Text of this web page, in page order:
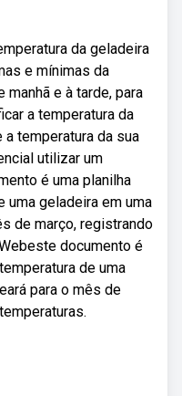
da geladeira
e mínimas da
e à tarde, para
a temperatura da
a temperatura da sua
utilizar um
é uma planilha
uma geladeira em uma
de março, registrando
documento é
de uma
para o mês de